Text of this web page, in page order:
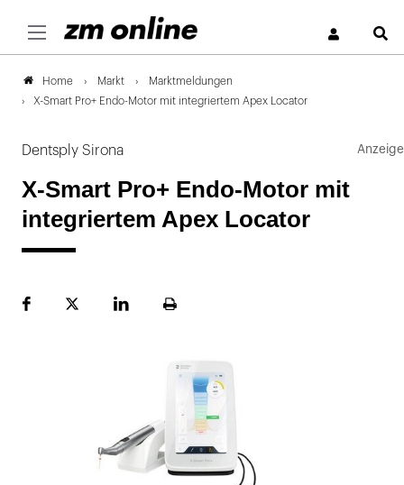
Home Markt
Marktmeldungen
X-Smart Pro+ Endo-Motor mit integriertem Apex Locator
Dentsply Sirona
X-Smart Pro+ Endo-Motor mit
integriertem Apex Locator
FacebookPlattformLinekdInSeite